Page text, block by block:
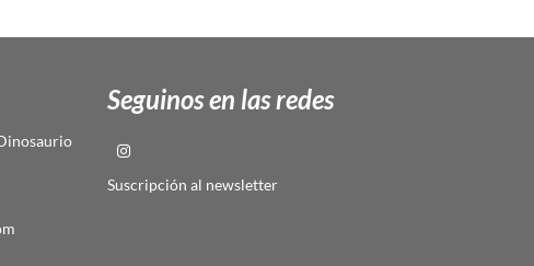
Seguinos en las redes
Suscripción al newsletter